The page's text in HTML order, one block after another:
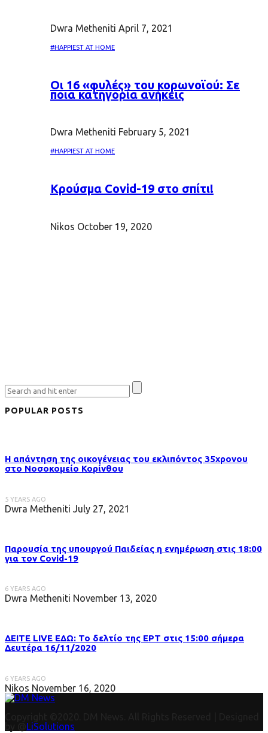
Dwra Metheniti April 7, 2021
#HAPPIEST AT HOME
Oι 16 «φυλές» του κορωνοϊού: Σε
ποια κατηγορία ανήκεις
Dwra Metheniti February 5, 2021
#HAPPIEST AT HOME
Κρούσμα Covid-19 στο σπίτι!
Nikos October 19, 2020
POPULAR POSTS
Η απάντηση της οικογένειας του εκλιπόντος 35χρονου
στo Νοσοκομείο Κορίνθου
5 YEARS AGO
Dwra Metheniti July 27, 2021
Παρουσία της υπουργού Παιδείας η ενημέρωση στις 18:00
για τον Covid-19
6 YEARS AGO
Dwra Metheniti November 13, 2020
ΔΕΙΤΕ LIVE ΕΔΩ: Το δελτίο της ΕΡΤ στις 15:00 σήμερα
Δευτέρα 16/11/2020
6 YEARS AGO
Nikos November 16, 2020
LiSolutions